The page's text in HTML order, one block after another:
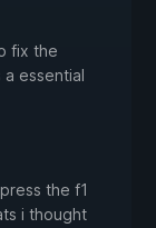
fix the
a essential
the f1
i thought